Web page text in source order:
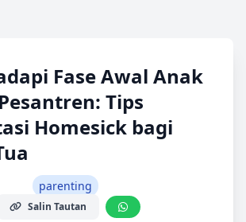
Fase Awal Anak
Tips
Homesick bagi
parenting
Salin Tautan